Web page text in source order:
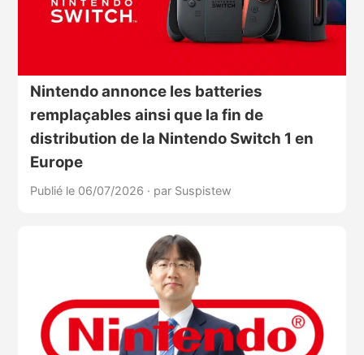
Nintendo annonce les batteries
remplaçables ainsi que la fin de
distribution de la Nintendo Switch 1 en
Europe
Publié le 06/07/2026 · par Suspistew